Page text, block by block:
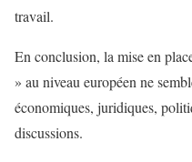
travail.
En conclusion, la mise en
» au niveau européen ne
économiques, juridiques,
discussions.